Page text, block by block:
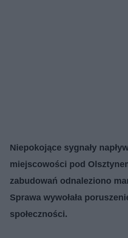
Niepokojące sygnały
miejscowości pod
zabudowań odnaleziono
Sprawa wywołała
społeczności.